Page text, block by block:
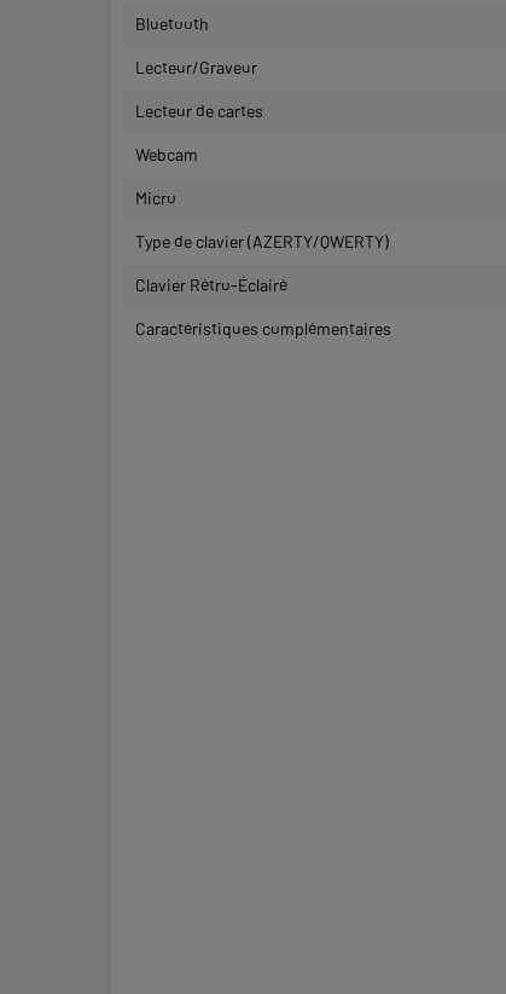
Bluetooth
Lecteur/Graveur
Lecteur de cartes
Webcam
Micro
Type de clavier (AZERTY/QWERTY)
Clavier Rétro-Éclairé
Caractéristiques complémentaires